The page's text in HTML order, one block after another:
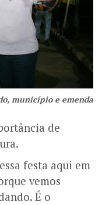
município e emenda
de
festa aqui em
vemos
É o